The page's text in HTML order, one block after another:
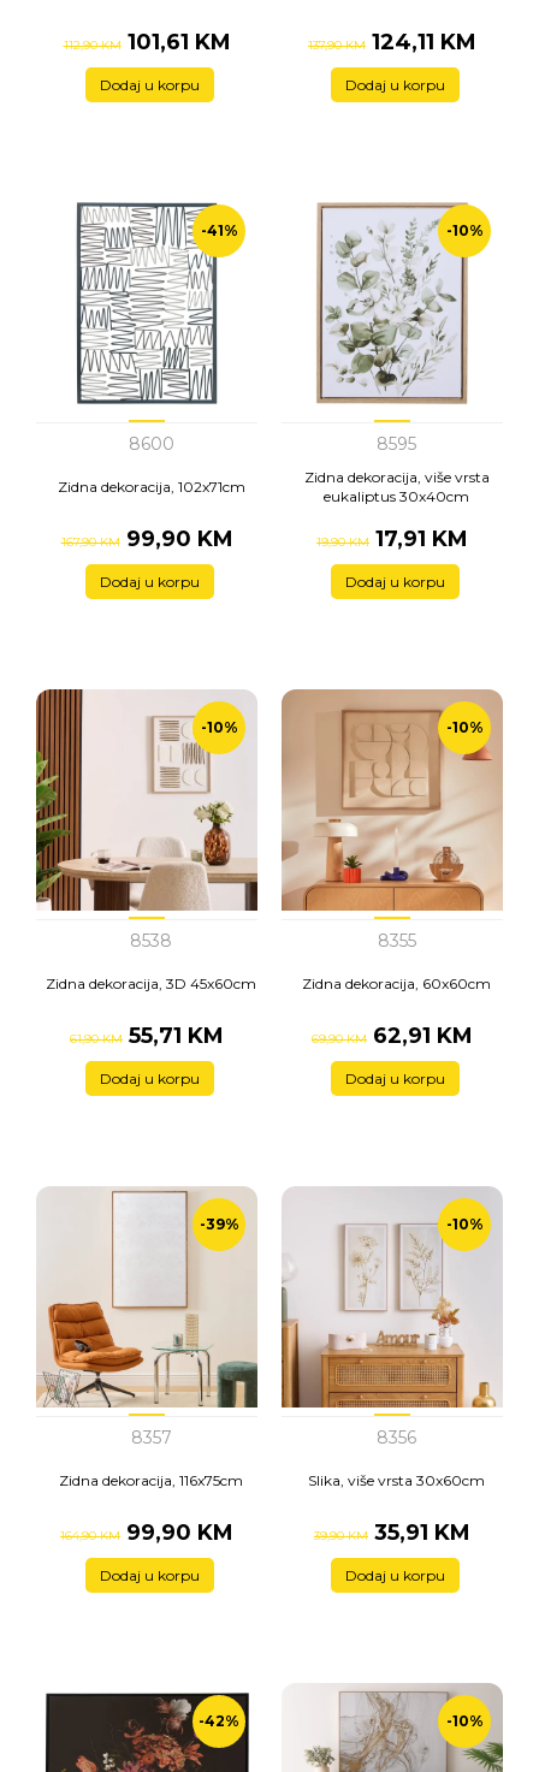
112,90 KM 101,61 KM
Dodaj u korpu
137,90 KM 124,11 KM
Dodaj u korpu
-41%
8600
Zidna dekoracija, 102x71cm
167,90 KM 99,90 KM
Dodaj u korpu
-10%
8595
Zidna dekoracija, više vrsta
eukaliptus 30x40cm
19,90 KM 17,91 KM
Dodaj u korpu
-10%
8538
Zidna dekoracija, 3D 45x60cm
61,90 KM 55,71 KM
Dodaj u korpu
-10%
8355
Zidna dekoracija, 60x60cm
69,90 KM 62,91 KM
Dodaj u korpu
-39%
8357
Zidna dekoracija, 116x75cm
164,90 KM 99,90 KM
Dodaj u korpu
-10%
8356
Slika, više vrsta 30x60cm
39,90 KM 35,91 KM
Dodaj u korpu
-42% -10%